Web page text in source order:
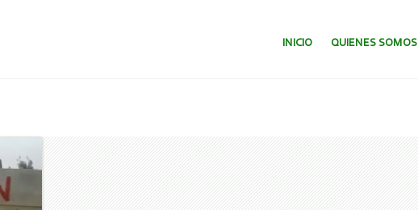
SALTAR AL CONTENIDO.
INICIO QUIENES SOMOS